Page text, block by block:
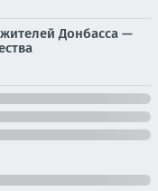
Донбасса —